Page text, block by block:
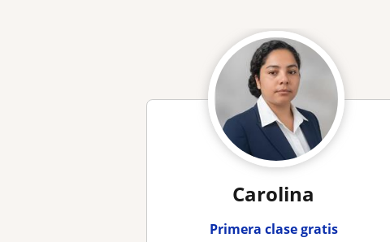
Carolina
Primera clase gratis